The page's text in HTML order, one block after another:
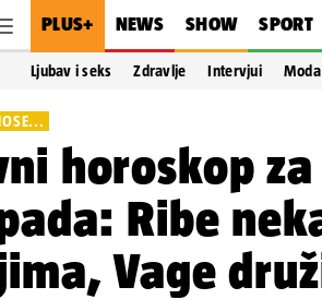
PLUS+ NEWS SHOW SPORT
Ljubav i seks Zdravlje Intervjui Moda
horoskop za
Ribe
Vage